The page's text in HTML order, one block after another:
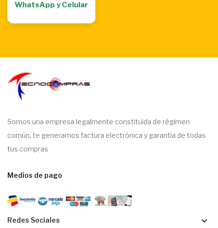
WhatsApp y Celular
Somos una empresa legalmente constituida de régimen
común, te generamos factura electrónica y garantía de todas
tus compras
Medios de pago
Redes Sociales keyboard_arrow_down